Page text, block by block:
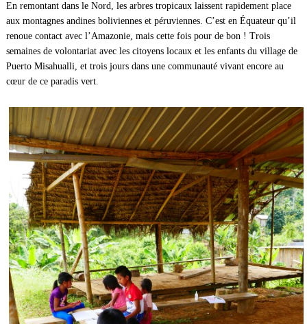
En remontant dans le Nord, les arbres tropicaux laissent rapidement place
aux montagnes andines boliviennes et péruviennes. C’est en Équateur qu’il
renoue contact avec l’Amazonie, mais cette fois pour de bon ! Trois
semaines de volontariat avec les citoyens locaux et les enfants du village de
Puerto Misahualli, et trois jours dans une communauté vivant encore au
cœur de ce paradis vert.